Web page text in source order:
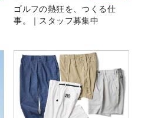
ゴルフの熱狂を、つくる仕
事。｜スタッフ募集中